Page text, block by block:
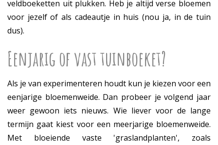
veldboeketten uit plukken. Heb je altijd verse bloemen
voor jezelf of als cadeautje in huis (nou ja, in de tuin
dus).
Eenjarig of vast tuinboeket?
Als je van experimenteren houdt kun je kiezen voor een
eenjarige bloemenweide. Dan probeer je volgend jaar
weer gewoon iets nieuws. Wie liever voor de lange
termijn gaat kiest voor een meerjarige bloemenweide.
Met bloeiende vaste 'graslandplanten', zoals